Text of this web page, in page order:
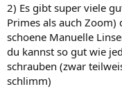
2) Es gibt super viele
Primes als auch
schoene Manuelle
du kannst so gut wie
schrauben (zwar
schlimm)